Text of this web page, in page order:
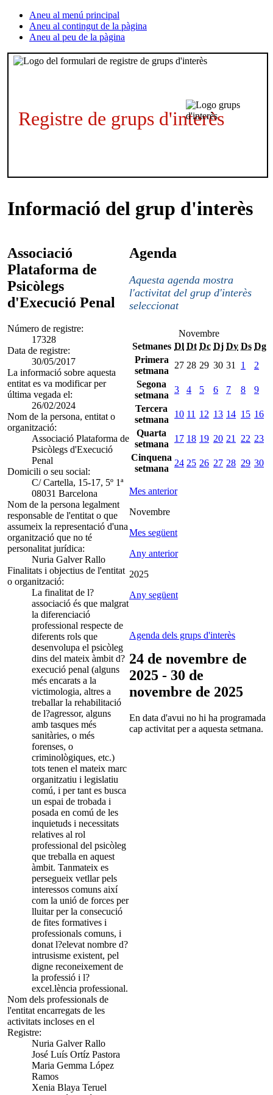
Aneu al menú principal
Aneu al contingut de la pàgina
Aneu al peu de la pàgina
Registre de grups d'interès
Informació del grup d'interès
Associació
Plataforma de
Psicòlegs
d'Execució Penal
Número de registre:
17328
Data de registre:
30/05/2017
La informació sobre aquesta
entitat es va modificar per
última vegada el:
26/02/2024
Nom de la persona, entitat o
organització:
Associació Plataforma de
Psicòlegs d'Execució
Penal
Domicili o seu social:
C/ Cartella, 15-17, 5º 1ª
08031 Barcelona
Nom de la persona legalment
responsable de l'entitat o que
assumeix la representació d'una
organització que no té
personalitat jurídica:
Nuria Galver Rallo
Finalitats i objectius de l'entitat
o organització:
La finalitat de l?
associació és que malgrat
la diferenciació
professional respecte de
diferents rols que
desenvolupa el psicòleg
dins del mateix àmbit d?
execució penal (alguns
més encarats a la
victimologia, altres a
treballar la rehabilitació
de l?agressor, alguns
amb tasques més
sanitàries, o més
forenses, o
criminològiques, etc.)
tots tenen el mateix marc
organitzatiu i legislatiu
comú, i per tant es busca
un espai de trobada i
posada en comú de les
inquietuds i necessitats
relatives al rol
professional del psicòleg
que treballa en aquest
àmbit. Tanmateix es
persegueix vetllar pels
interessos comuns així
com la unió de forces per
lluitar per la consecució
de fites formatives i
professionals comuns, i
donat l?elevat nombre d?
intrusisme existent, pel
digne reconeixement de
la professió i l?
excel.lència professional.
Nom dels professionals de
l'entitat encarregats de les
activitats incloses en el
Registre:
Nuria Galver Rallo
José Luís Ortíz Pastora
Maria Gemma López
Ramos
Xenia Blaya Teruel
Agenda
Aquesta agenda mostra
l'activitat del grup d'interès
seleccionat
Novembre
Setmanes Dl Dt Dc Dj Dv Ds Dg
Primera
setmana
27 28 29 30 31 1
2
Segona
setmana
3 4 5 6 7 8
9
Tercera
setmana
10 11 12 13 14 15 16
Quarta
setmana
17 18 19 20 21 22 23
Cinquena
setmana
24 25 26 27 28 29 30
Mes anterior
Novembre
Mes següent
Any anterior
2025
Any següent
Agenda dels grups d'interès
24 de novembre de
2025 - 30 de
novembre de 2025
En data d'avui no hi ha programada
cap activitat per a aquesta setmana.